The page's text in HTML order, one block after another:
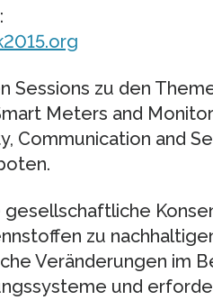
Sessions zu den
Meters and
Communication and
zu
Veränderungen im
und